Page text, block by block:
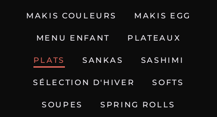
MAKIS COULEURS MAKIS EGG
MENU ENFANT PLATEAUX
PLATS SANKAS SASHIMI
SÉLECTION D'HIVER SOFTS
SOUPES SPRING ROLLS